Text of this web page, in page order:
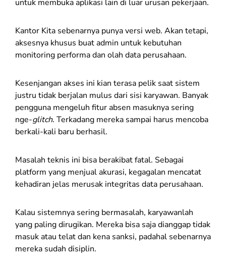
untuk membuka aplikasi lain di luar urusan pekerjaan.
Kantor Kita sebenarnya punya versi web. Akan tetapi,
aksesnya khusus buat admin untuk kebutuhan
monitoring performa dan olah data perusahaan.
Kesenjangan akses ini kian terasa pelik saat sistem
justru tidak berjalan mulus dari sisi karyawan. Banyak
pengguna mengeluh fitur absen masuknya sering
nge-glitch. Terkadang mereka sampai harus mencoba
berkali-kali baru berhasil.
Masalah teknis ini bisa berakibat fatal. Sebagai
platform yang menjual akurasi, kegagalan mencatat
kehadiran jelas merusak integritas data perusahaan.
Kalau sistemnya sering bermasalah, karyawanlah
yang paling dirugikan. Mereka bisa saja dianggap tidak
masuk atau telat dan kena sanksi, padahal sebenarnya
mereka sudah disiplin.